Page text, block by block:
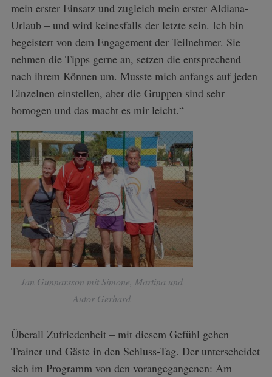
mein erster Einsatz und zugleich mein erster Aldiana-
Urlaub – und wird keinesfalls der letzte sein. Ich bin
begeistert von dem Engagement der Teilnehmer. Sie
nehmen die Tipps gerne an, setzen die entsprechend
nach ihrem Können um. Musste mich anfangs auf jeden
Einzelnen einstellen, aber die Gruppen sind sehr
homogen und das macht es mir leicht.“
Jan Gunnarsson mit Simone, Martina und
Autor Gerhard
Überall Zufriedenheit – mit diesem Gefühl gehen
Trainer und Gäste in den Schluss-Tag. Der unterscheidet
sich im Programm von den vorangegangenen: Am